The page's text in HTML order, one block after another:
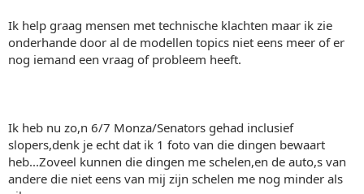
Ik help graag mensen met technische klachten maar ik zie
onderhande door al de modellen topics niet eens meer of er
nog iemand een vraag of probleem heeft.
Ik heb nu zo,n 6/7 Monza/Senators gehad inclusief
slopers,denk je echt dat ik 1 foto van die dingen bewaart
heb...Zoveel kunnen die dingen me schelen,en de auto,s van
andere die niet eens van mij zijn schelen me nog minder als